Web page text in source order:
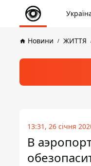
Новини ЖИТТЯ
13:31, 26 січня
В